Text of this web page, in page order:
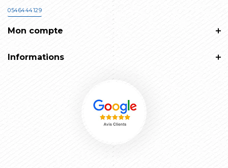
0546444129
Mon compte
Informations